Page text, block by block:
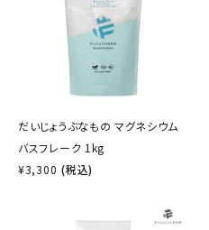
だいじょうぶなもの マグネシウム
バスフレーク 1kg
¥3,300 (税込)